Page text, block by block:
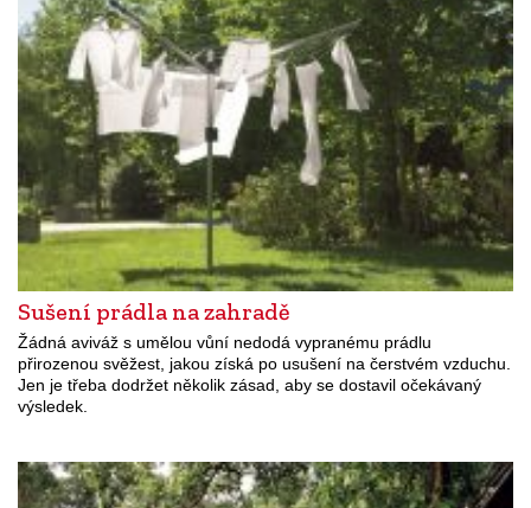
Sušení prádla na zahradě
Žádná aviváž s umělou vůní nedodá vypranému prádlu
přirozenou svěžest, jakou získá po usušení na čerstvém vzduchu.
Jen je třeba dodržet několik zásad, aby se dostavil očekávaný
výsledek.